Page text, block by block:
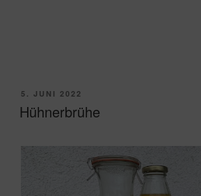
VERÖFFENTLICHT
AM
5. JUNI 2022
Hühnerbrühe